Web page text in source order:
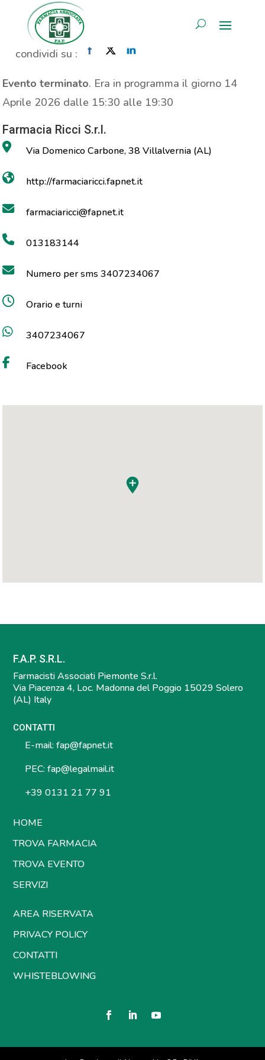
AREA RISERVATA
MOC
Home» Evento» MOC
condividi su :
Evento terminato. Era in programma il giorno 14
Aprile 2026 dalle 15:30 alle 19:30
Farmacia Ricci S.r.l.
Via Domenico Carbone, 38 Villalvernia (AL)
http://farmaciaricci.fapnet.it
farmaciaricci@fapnet.it
013183144
Numero per sms 3407234067
Orario e turni
3407234067
Facebook
F.A.P. S.R.L.
Farmacisti Associati Piemonte S.r.l.
Via Piacenza 4, Loc. Madonna del Poggio 15029 Solero
(AL) Italy
CONTATTI
E-mail: fap@fapnet.it
PEC: fap@legalmail.it
+39 0131 21 77 91
HOME
TROVA FARMACIA
TROVA EVENTO
SERVIZI
AREA RISERVATA
PRIVACY POLICY
CONTATTI
WHISTEBLOWING